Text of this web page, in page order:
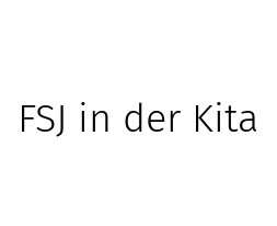
FSJ in der Kita